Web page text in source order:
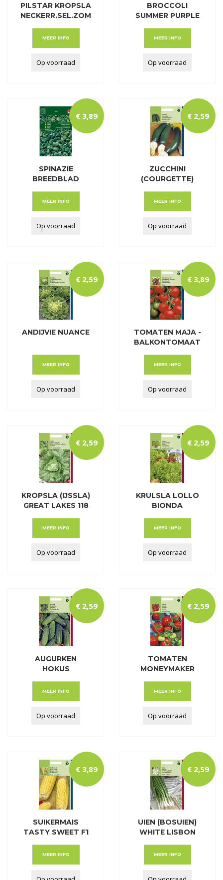
PILSTAR KROPSLA
NECKERR.SEL.ZOM
MEER INFO
Op voorraad
BROCCOLI
SUMMER PURPLE
MEER INFO
Op voorraad
SPINAZIE
BREEDBLAD
€ 3,89
MEER INFO
Op voorraad
ZUCCHINI
(COURGETTE)
€ 2,59
MEER INFO
Op voorraad
ANDIJVIE NUANCE
€ 2,59
MEER INFO
Op voorraad
TOMATEN MAJA -
BALKONTOMAAT
€ 3,89
MEER INFO
Op voorraad
KROPSLA (IJSSLA)
GREAT LAKES 118
€ 2,59
MEER INFO
Op voorraad
KRULSLA LOLLO
BIONDA
€ 2,59
MEER INFO
Op voorraad
AUGURKEN
HOKUS
€ 2,59
MEER INFO
Op voorraad
TOMATEN
MONEYMAKER
€ 2,59
MEER INFO
Op voorraad
SUIKERMAIS
TASTY SWEET F1
€ 3,89
MEER INFO
UIEN (BOSUIEN)
WHITE LISBON
€ 2,59
MEER INFO